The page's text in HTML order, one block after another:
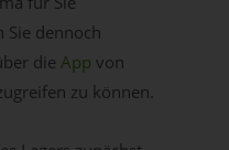
Sie dennoch
die App von
zu können.